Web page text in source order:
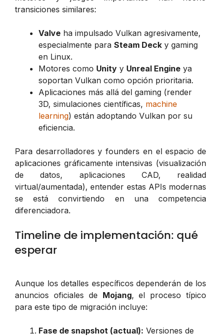
transiciones similares:
Valve ha impulsado Vulkan agresivamente,
especialmente para Steam Deck y gaming
en Linux.
Motores como Unity y Unreal Engine ya
soportan Vulkan como opción prioritaria.
Aplicaciones más allá del gaming (render
3D, simulaciones científicas, machine
learning) están adoptando Vulkan por su
eficiencia.
Para desarrolladores y founders en el espacio de
aplicaciones gráficamente intensivas (visualización
de datos, aplicaciones CAD, realidad
virtual/aumentada), entender estas APIs modernas
se está convirtiendo en una competencia
diferenciadora.
Timeline de implementación: qué
esperar
Aunque los detalles específicos dependerán de los
anuncios oficiales de Mojang, el proceso típico
para este tipo de migración incluye:
Fase de snapshot (actual): Versiones de